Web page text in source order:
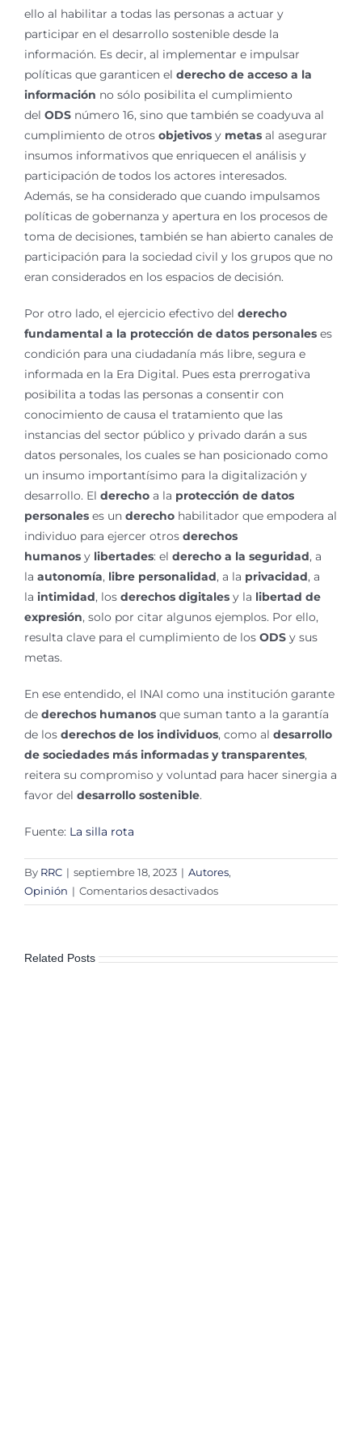
ello al habilitar a todas las personas a actuar y
participar en el desarrollo sostenible desde la
información. Es decir, al implementar e impulsar
políticas que garanticen el derecho de acceso a la
información no sólo posibilita el cumplimiento
del ODS número 16, sino que también se coadyuva al
cumplimiento de otros objetivos y metas al asegurar
insumos informativos que enriquecen el análisis y
participación de todos los actores interesados.
Además, se ha considerado que cuando impulsamos
políticas de gobernanza y apertura en los procesos de
toma de decisiones, también se han abierto canales de
participación para la sociedad civil y los grupos que no
eran considerados en los espacios de decisión.
Por otro lado, el ejercicio efectivo del derecho
fundamental a la protección de datos personales es
condición para una ciudadanía más libre, segura e
informada en la Era Digital. Pues esta prerrogativa
posibilita a todas las personas a consentir con
conocimiento de causa el tratamiento que las
instancias del sector público y privado darán a sus
datos personales, los cuales se han posicionado como
un insumo importantísimo para la digitalización y
desarrollo. El derecho a la protección de datos
personales es un derecho habilitador que empodera al
individuo para ejercer otros derechos
humanos y libertades: el derecho a la seguridad, a
la autonomía, libre personalidad, a la privacidad, a
la intimidad, los derechos digitales y la libertad de
expresión, solo por citar algunos ejemplos. Por ello,
resulta clave para el cumplimiento de los ODS y sus
metas.
En ese entendido, el INAI como una institución garante
de derechos humanos que suman tanto a la garantía
de los derechos de los individuos, como al desarrollo
de sociedades más informadas y transparentes,
reitera su compromiso y voluntad para hacer sinergia a
favor del desarrollo sostenible.
Fuente: La silla rota
By RRC | septiembre 18, 2023 | Autores,
Opinión | Comentarios desactivadosen
Derechos
el
Related Posts